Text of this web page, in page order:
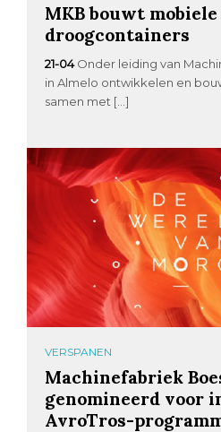
MKB bouwt mobiele
droogcontainers
21-04 Onder leiding van
in Almelo ontwikkelen en
samen met […]
VERSPANEN
Machinefabriek
genomineerd voor
AvroTros-